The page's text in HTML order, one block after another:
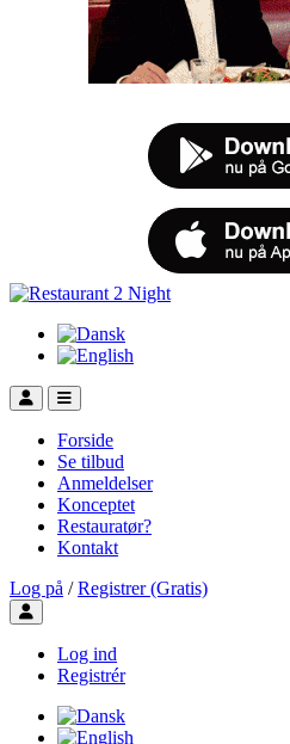
Forside
Se tilbud
Anmeldelser
Konceptet
Restauratør?
Kontakt
Log på / Registrer (Gratis)
Toggle user menu
Log ind
Registrér